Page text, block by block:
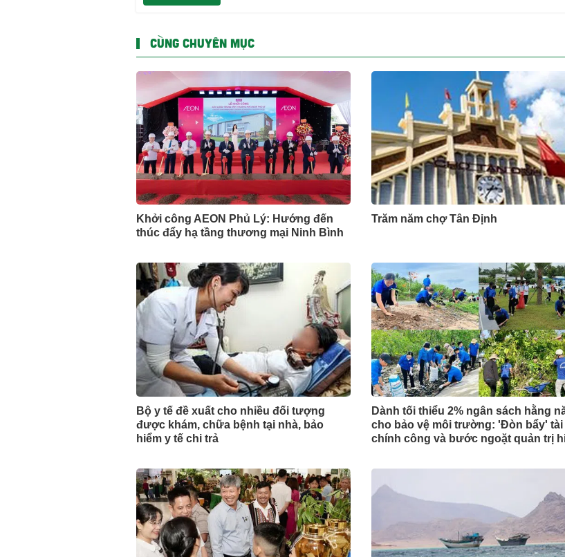
CÙNG CHUYÊN MỤC
Khởi công AEON Phủ Lý: Hướng đến
thúc đẩy hạ tầng thương mại Ninh Bình
Trăm năm chợ Tân Định
Bộ y tế đề xuất cho nhiều đối tượng
được khám, chữa bệnh tại nhà, bảo
hiểm y tế chi trả
Dành tối thiểu 2% ngân sách hằng
cho bảo vệ môi trường: 'Đòn bẩy' tài
chính công và bước ngoặt quản trị